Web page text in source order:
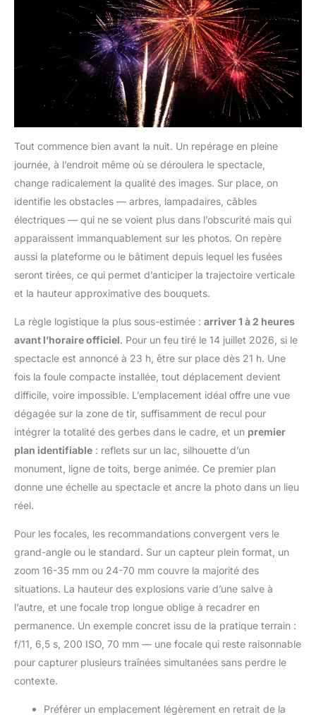
Tout commence bien avant la nuit. Un repérage en pleine
journée, à l’endroit même où se déroulera le spectacle,
change radicalement la qualité des images. Sur place, on
identifie les obstacles — arbres, lampadaires, câbles
électriques — qui ne se voient plus dans l’obscurité mais qui
apparaissent immanquablement sur les photos. On repère
aussi la plateforme ou le bâtiment depuis lequel les fusées
seront tirées, ce qui permet d’anticiper la trajectoire verticale
et la hauteur approximative des bouquets.
La règle logistique la plus sous-estimée : arriver 1 à 2 heures
avant l’horaire officiel. Pour un feu tiré le 14 juillet 2026, si le
spectacle est annoncé à 23 h, être sur place dès 21 h. Une
fois la foule compacte installée, tout déplacement devient
difficile, voire impossible. L’emplacement idéal offre une vue
dégagée sur la zone de tir, suffisamment de recul pour
intégrer la totalité des gerbes dans le cadre, et un premier
plan identifiable : reflets sur un lac, silhouette d’un
monument, ligne de toits, berge animée. Ce premier plan
donne une échelle au spectacle et ancre la photo dans un lieu
réel.
Pour les focales, les recommandations convergent vers le
grand-angle ou le standard. Sur un capteur plein format, un
zoom 16-35 mm ou 24-70 mm couvre la majorité des
situations. La hauteur des explosions varie d’une salve à
l’autre, et une focale trop longue oblige à recadrer en
permanence. Un exemple concret issu de la pratique terrain :
f/11, 6,5 s, 200 ISO, 70 mm — une focale qui reste raisonnable
pour capturer plusieurs traînées simultanées sans perdre le
contexte.
Préférer un emplacement légèrement en retrait de la